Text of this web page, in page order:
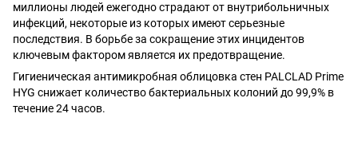
миллионы людей ежегодно страдают от внутрибольничных
инфекций, некоторые из которых имеют серьезные
последствия. В борьбе за сокращение этих инцидентов
ключевым фактором является их предотвращение.
Гигиеническая антимикробная облицовка стен PALCLAD Prime
HYG снижает количество бактериальных колоний до 99,9% в
течение 24 часов.